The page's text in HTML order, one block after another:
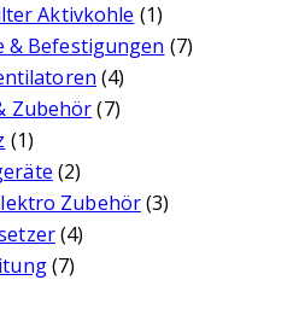
Aktivkohle (1)
& Befestigungen (7)
(4)
Zubehör (7)
(1)
(2)
Zubehör(3)
(4)
(7)